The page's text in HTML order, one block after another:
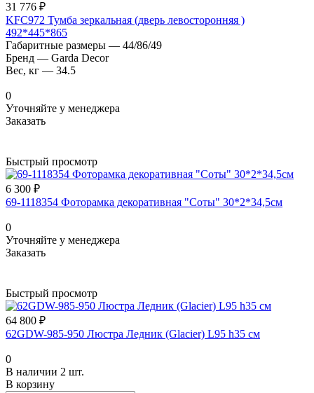
31 776 ₽
KFC972 Тумба зеркальная (дверь левосторонняя )
492*445*865
Габаритные размеры — 44/86/49
Бренд — Garda Decor
Вес, кг — 34.5
0
Уточняйте у менеджера
Заказать
Быстрый просмотр
6 300 ₽
69-1118354 Фоторамка декоративная "Соты" 30*2*34,5см
0
Уточняйте у менеджера
Заказать
Быстрый просмотр
64 800 ₽
62GDW-985-950 Люстра Ледник (Glacier) L95 h35 см
0
В наличии 2 шт.
В корзину